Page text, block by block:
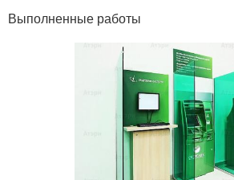
Выполненные работы